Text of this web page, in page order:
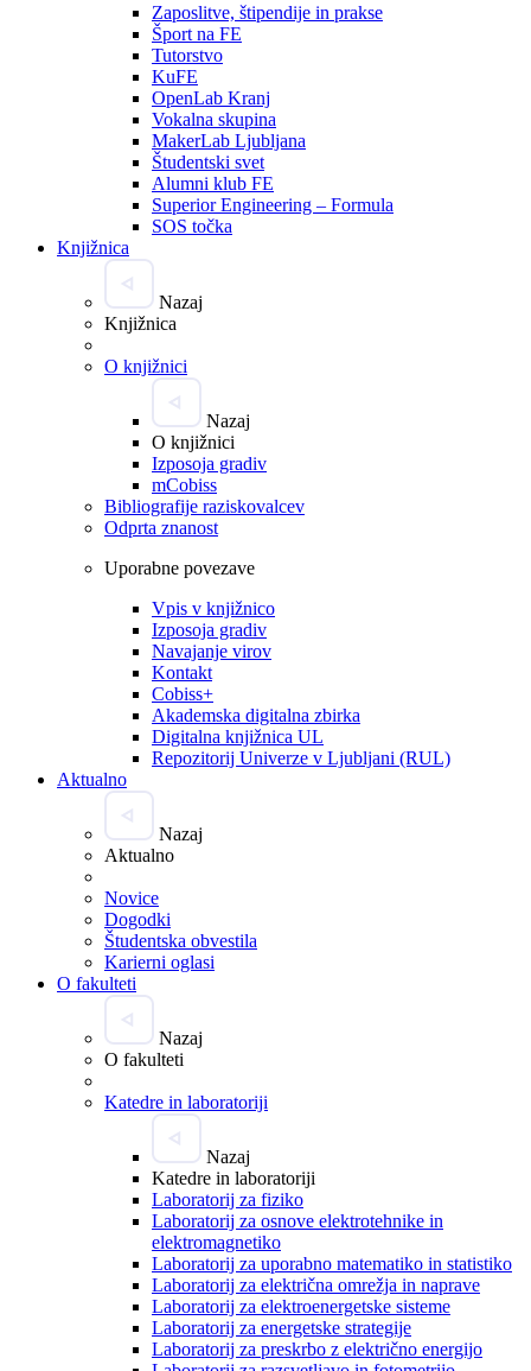
Zaposlitve, štipendije in prakse
Šport na FE
Tutorstvo
KuFE
OpenLab Kranj
Vokalna skupina
MakerLab Ljubljana
Študentski svet
Alumni klub FE
Superior Engineering – Formula
SOS točka
Knjižnica
Nazaj
Knjižnica
O knjižnici
Nazaj
O knjižnici
Izposoja gradiv
mCobiss
Bibliografije raziskovalcev
Odprta znanost
Uporabne povezave
Vpis v knjižnico
Izposoja gradiv
Navajanje virov
Kontakt
Cobiss+
Akademska digitalna zbirka
Digitalna knjižnica UL
Repozitorij Univerze v Ljubljani (RUL)
Aktualno
Nazaj
Aktualno
Novice
Dogodki
Študentska obvestila
Karierni oglasi
O fakulteti
Nazaj
O fakulteti
Katedre in laboratoriji
Nazaj
Katedre in laboratoriji
Laboratorij za fiziko
Laboratorij za osnove elektrotehnike in
elektromagnetiko
Laboratorij za uporabno matematiko in statistiko
Laboratorij za električna omrežja in naprave
Laboratorij za elektroenergetske sisteme
Laboratorij za energetske strategije
Laboratorij za preskrbo z električno energijo